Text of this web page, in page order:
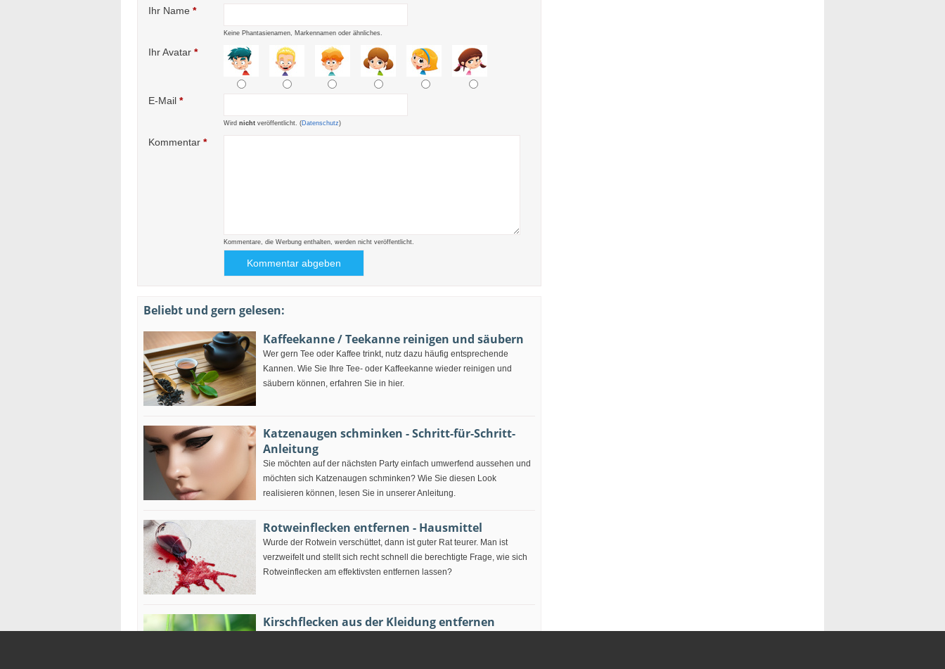
Ihr Name *
Keine Phantasienamen, Markennamen oder ähnliches.
Ihr Avatar *
E-Mail *
Wird nicht veröffentlicht. (Datenschutz)
Kommentar *
Kommentare, die Werbung enthalten, werden nicht veröffentlicht.
Beliebt und gern gelesen:
Kaffeekanne / Teekanne reinigen und säubern
Wer gern Tee oder Kaffee trinkt, nutz dazu häufig entsprechende
Kannen. Wie Sie Ihre Tee- oder Kaffeekanne wieder reinigen und
säubern können, erfahren Sie in hier.
Katzenaugen schminken - Schritt-für-Schritt-
Anleitung
Sie möchten auf der nächsten Party einfach umwerfend aussehen und
möchten sich Katzenaugen schminken? Wie Sie diesen Look
realisieren können, lesen Sie in unserer Anleitung.
Rotweinflecken entfernen - Hausmittel
Wurde der Rotwein verschüttet, dann ist guter Rat teurer. Man ist
verzweifelt und stellt sich recht schnell die berechtigte Frage, wie sich
Rotweinflecken am effektivsten entfernen lassen?
Kirschflecken aus der Kleidung entfernen